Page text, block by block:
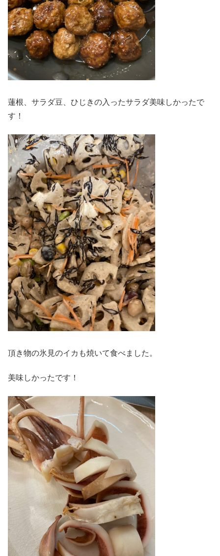
蓮根、サラダ豆、ひじきの入ったサラダ美味しかったで
す！
頂き物の氷見のイカも焼いて食べました。
美味しかったです！